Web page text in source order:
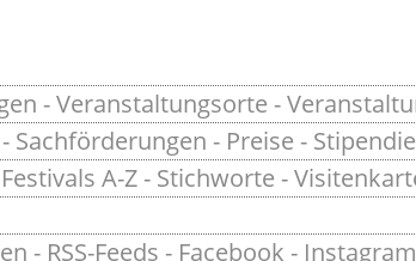
-Veranstaltungsorte -
- Sachförderungen - Preise -
Festivals A-Z - Stichworte -
- RSS-Feeds - Facebook - Instagram